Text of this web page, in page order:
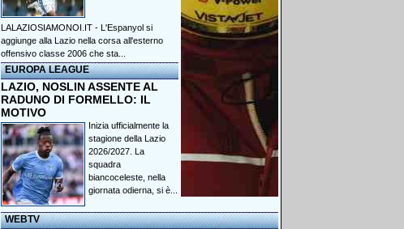
LALAZIOSIAMONOI.IT - L'Espanyol si
aggiunge alla Lazio nella corsa all'esterno
offensivo classe 2006 che sta...
EUROPA LEAGUE
LAZIO, NOSLIN ASSENTE AL
RADUNO DI FORMELLO: IL
MOTIVO
Inizia ufficialmente la
stagione della Lazio
2026/2027. La
squadra
biancoceleste, nella
giornata odierna, si è...
WEBTV